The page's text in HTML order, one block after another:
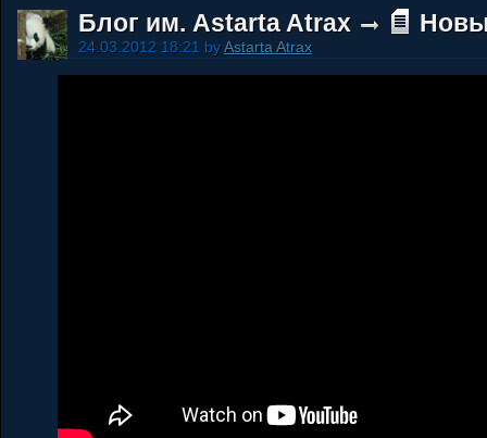
Блог им. Astarta Atrax
24.03.2012 18:21 byAstarta Atrax